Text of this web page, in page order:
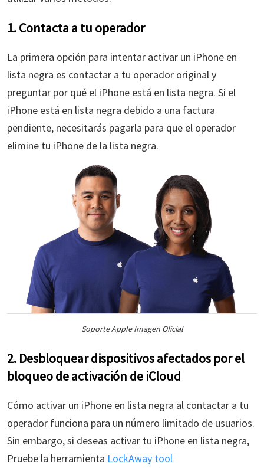
1. Contacta a tu operador
La primera opción para intentar activar un iPhone en
lista negra es contactar a tu operador original y
preguntar por qué el iPhone está en lista negra. Si el
iPhone está en lista negra debido a una factura
pendiente, necesitarás pagarla para que el operador
elimine tu iPhone de la lista negra.
Soporte Apple Imagen Oficial
2. Desbloquear dispositivos afectados por el
bloqueo de activación de iCloud
Cómo activar un iPhone en lista negra al contactar a tu
operador funciona para un número limitado de usuarios.
Sin embargo, si deseas activar tu iPhone en lista negra,
Pruebe la herramienta LockAway tool